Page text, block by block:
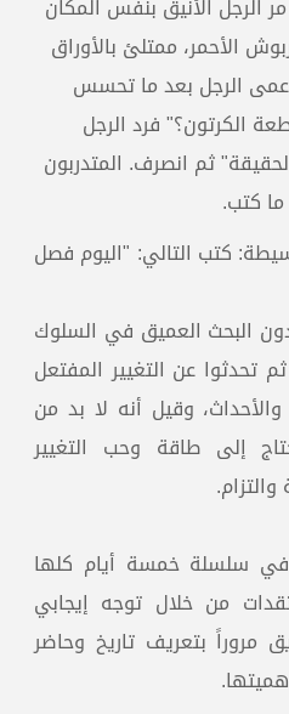
الرجل الأنيق بنفس المكان
الأحمر، ممتلئ بالأوراق
الرجل بعد ما تحسس
الكرتون؟" فرد الرجل
ثم انصرف. المتدربون
ما كتب.
كتب التالي: "اليوم فصل
البحث العميق في السلوك
تحدثوا عن التغيير المفتعل
وقيل أنه لا بد من
إلى طاقة وحب التغيير
في سلسلة خمسة أيام كلها
من خلال توجه إيجابي
مروراً بتعريف تاريخ وحاضر